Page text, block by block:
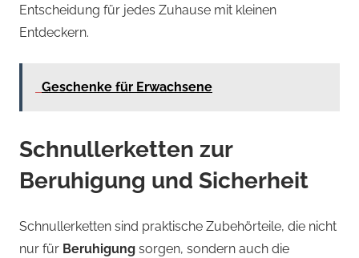
Entscheidung für jedes Zuhause mit kleinen
Entdeckern.
Geschenke für Erwachsene
Schnullerketten zur
Beruhigung und Sicherheit
Schnullerketten sind praktische Zubehörteile, die nicht
nur für Beruhigung sorgen, sondern auch die